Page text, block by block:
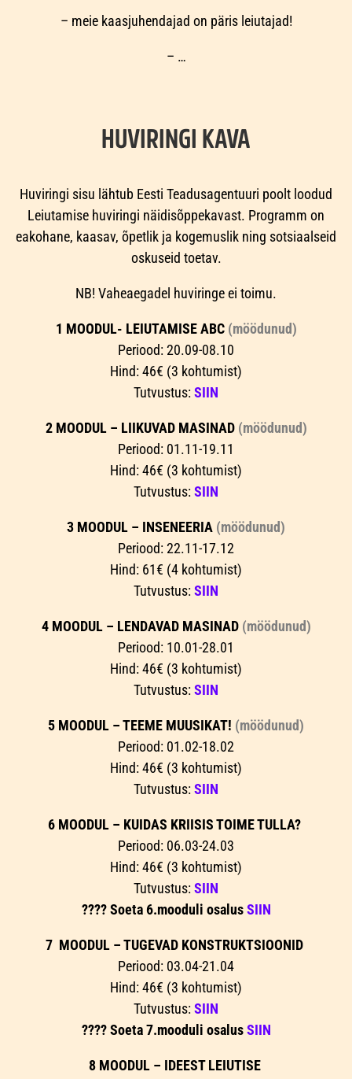
– meie kaasjuhendajad on päris leiutajad!
– …
HUVIRINGI KAVA
Huviringi sisu lähtub Eesti Teadusagentuuri poolt loodud
Leiutamise huviringi näidisõppekavast. Programm on
eakohane, kaasav, õpetlik ja kogemuslik ning sotsiaalseid
oskuseid toetav.
NB! Vaheaegadel huviringe ei toimu.
1 MOODUL- LEIUTAMISE ABC (möödunud)
Periood: 20.09-08.10
Hind: 46€ (3 kohtumist)
Tutvustus:SIIN
2 MOODUL – LIIKUVAD MASINAD (möödunud)
Periood: 01.11-19.11
Hind: 46€ (3 kohtumist)
Tutvustus:SIIN
3 MOODUL – INSENEERIA (möödunud)
Periood: 22.11-17.12
Hind: 61€ (4 kohtumist)
Tutvustus:SIIN
4 MOODUL – LENDAVAD MASINAD (möödunud)
Periood: 10.01-28.01
Hind: 46€ (3 kohtumist)
Tutvustus:SIIN
5 MOODUL – TEEME MUUSIKAT! (möödunud)
Periood: 01.02-18.02
Hind: 46€ (3 kohtumist)
Tutvustus:SIIN
6 MOODUL – KUIDAS KRIISIS TOIME TULLA?
Periood: 06.03-24.03
Hind: 46€ (3 kohtumist)
Tutvustus:SIIN
???? Soeta 6.mooduli osalusSIIN
7 MOODUL – TUGEVAD KONSTRUKTSIOONID
Periood: 03.04-21.04
Hind: 46€ (3 kohtumist)
Tutvustus:SIIN
???? Soeta 7.mooduli osalusSIIN
8 MOODUL – IDEEST LEIUTISE